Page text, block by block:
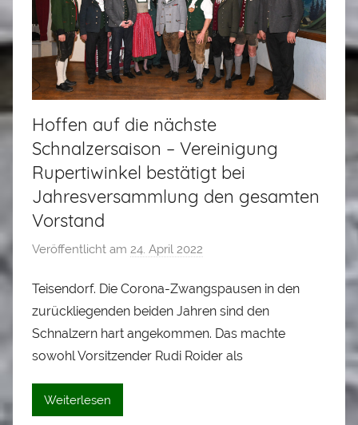
e
r
Hoffen auf die nächste
Schnalzersaison – Vereinigung
Rupertiwinkel bestätigt bei
Jahresversammlung den gesamten
Vorstand
Veröffentlicht am 24. April 2022
n
A
l
o
Teisendorf. Die Corona-Zwangspausen in den
zurückliegenden beiden Jahren sind den
Schnalzern hart angekommen. Das machte
sowohl Vorsitzender Rudi Roider als
Weiterlesen